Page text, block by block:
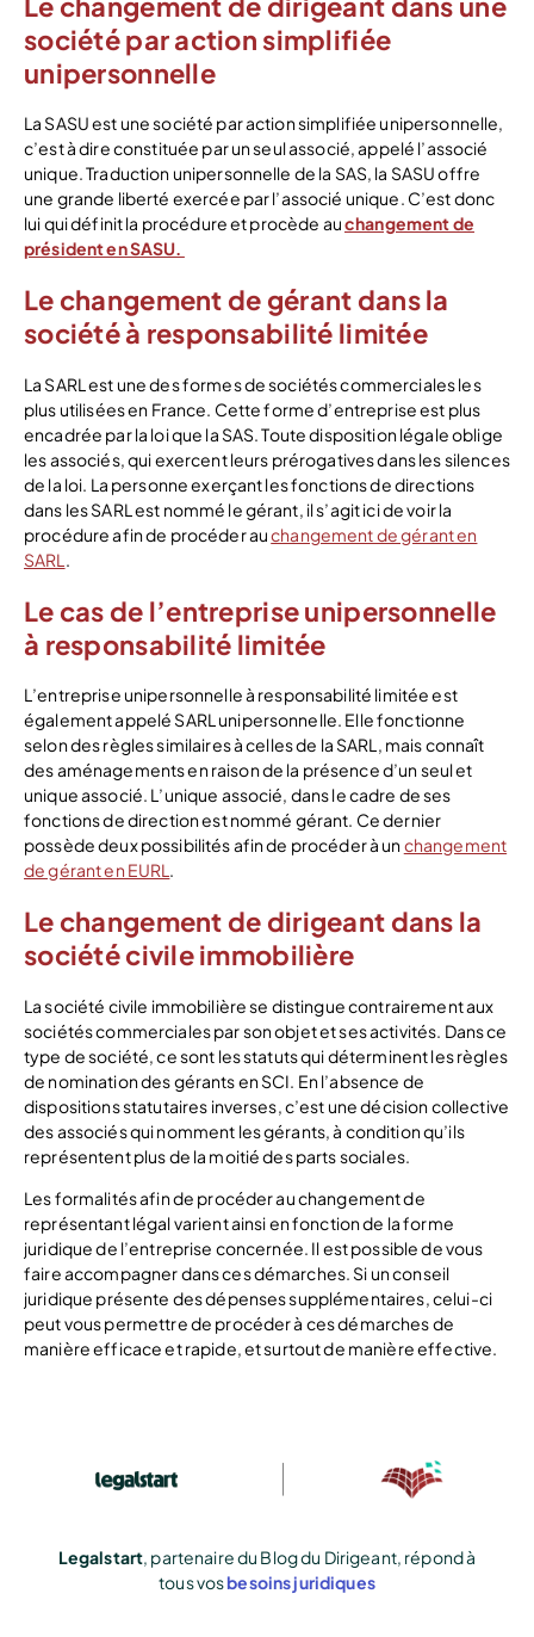
société par action simplifiée
unipersonnelle
La SASU est une société par action simplifiée unipersonnelle,
c’est à dire constituée par un seul associé, appelé l’associé
unique. Traduction unipersonnelle de la SAS, la SASU offre
une grande liberté exercée par l’associé unique. C’est donc
lui qui définit la procédure et procède auchangement de
président en SASU.
Le changement de gérant dans la
société à responsabilité limitée
La SARL est une des formes de sociétés commerciales les
plus utilisées en France. Cette forme d’entreprise est plus
encadrée par la loi que la SAS. Toute disposition légale oblige
les associés, qui exercent leurs prérogatives dans les silences
de la loi. La personne exerçant les fonctions de directions
dans les SARL est nommé le gérant, il s’agit ici de voir la
procédure afin de procéder auchangement de gérant en
SARL
Le cas de l’entreprise unipersonnelle
à responsabilité limitée
L’entreprise unipersonnelle à responsabilité limitée est
également appelé SARL unipersonnelle. Elle fonctionne
selon des règles similaires à celles de la SARL, mais connaît
des aménagements en raison de la présence d’un seul et
unique associé. L’unique associé, dans le cadre de ses
fonctions de direction est nommé gérant. Ce dernier
possède deux possibilités afin de procéder à unchangement
de gérant en EURL .
Le changement de dirigeant dans la
société civile immobilière
La société civile immobilière se distingue contrairement aux
sociétés commerciales par son objet et ses activités. Dans ce
type de société, ce sont les statuts qui déterminent les règles
de nomination des gérants en SCI. En l’absence de
dispositions statutaires inverses, c’est une décision collective
des associés qui nomment les gérants, à condition qu’ils
représentent plus de la moitié des parts sociales.
Les formalités afin de procéder au changement de
représentant légal varient ainsi en fonction de la forme
juridique de l’entreprise concernée. Il est possible de vous
faire accompagner dans ces démarches. Si un conseil
juridique présente des dépenses supplémentaires, celui-ci
peut vous permettre de procéder à ces démarches de
manière efficace et rapide, et surtout de manière effective.
Legalstart, partenaire du Blog du Dirigeant, répond à
tous vosbesoins juridiques